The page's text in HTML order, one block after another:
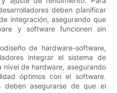
deben planificar
integración, asegurando que
y software funcionen sin
de hardware-software,
integrar el sistema de
de hardware, asegurando
óptimos con el software.
deben asegurarse de que el